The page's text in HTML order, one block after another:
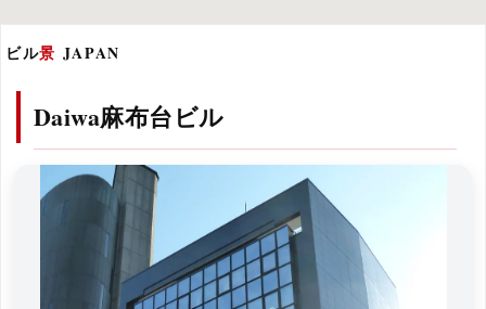
ビル景 JAPAN
Daiwa麻布台ビル